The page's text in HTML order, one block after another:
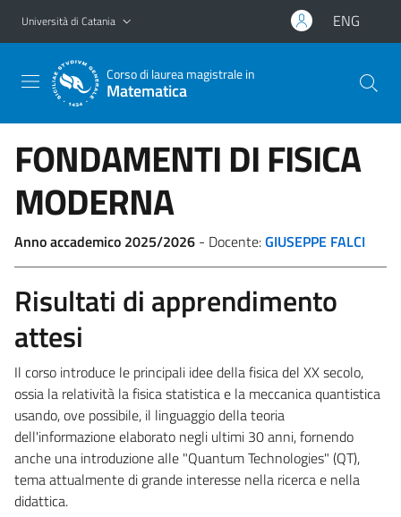
Vai al contenuto principale
Vai al menu di navigazione
Università di Catania ENG
Corso di laurea magistrale in
Matematica
FONDAMENTI DI FISICA
MODERNA
Anno accademico 2025/2026 - Docente:GIUSEPPE FALCI
Risultati di apprendimento
attesi
Il corso introduce le principali idee della fisica del XX secolo,
ossia la relatività la fisica statistica e la meccanica quantistica
usando, ove possibile, il linguaggio della teoria
dell'informazione elaborato negli ultimi 30 anni, fornendo
anche una introduzione alle "Quantum Technologies" (QT),
tema attualmente di grande interesse nella ricerca e nella
didattica.